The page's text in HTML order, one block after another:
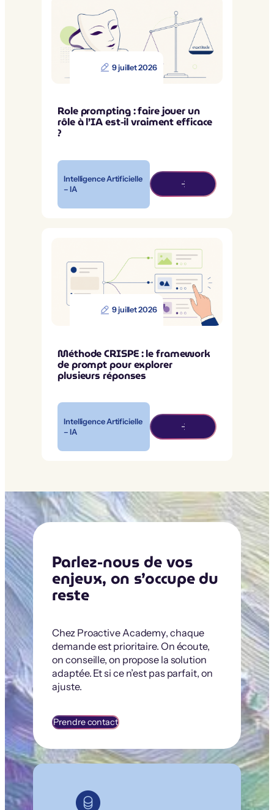
9 juillet 2026
Role prompting : faire jouer un
rôle à l’IA est-il vraiment efficace
?
Intelligence Artificielle
– IA
9 juillet 2026
Méthode CRISPE : le framework
de prompt pour explorer
plusieurs réponses
Intelligence Artificielle
– IA
Parlez-nous de vos
enjeux, on s’occupe du
reste
Chez Proactive Academy, chaque
demande est prioritaire. On écoute,
on conseille, on propose la solution
adaptée. Et si ce n’est pas parfait, on
ajuste.
Prendre contact